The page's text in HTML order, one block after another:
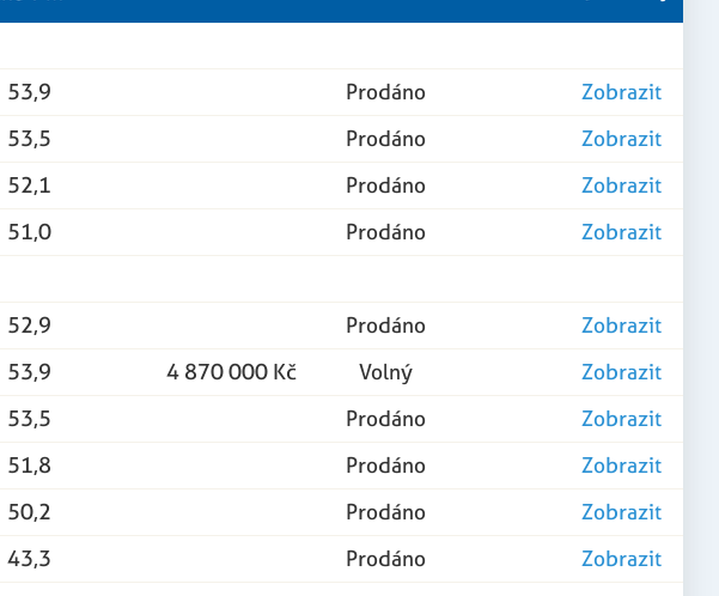
53,9 Prodáno
Zobrazit
53,5 Prodáno
Zobrazit
52,1 Prodáno
Zobrazit
51,0 Prodáno
Zobrazit
52,9 Prodáno
Zobrazit
53,9 4 870 000 Kč Volný
Zobrazit
53,5 Prodáno
Zobrazit
51,8 Prodáno
Zobrazit
50,2 Prodáno
Zobrazit
43,3 Prodáno
Zobrazit